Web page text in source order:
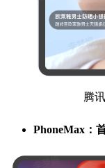
腾
PhoneMax：